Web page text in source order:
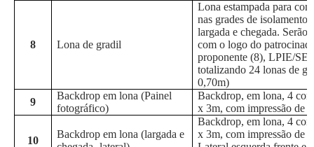
8 Lona de gradil
Lona estampada para
nas grades de isolamento
largada e chegada. Serão
com o logo do
proponente (8), LPIE/
totalizando 24 lonas de
0,70m)
9
Backdrop em lona (Painel
fotográfico)
Backdrop, em lona, 4
x 3m, com impressão de
10
Backdrop em lona (largada e
Backdrop, em lona, 4
x 3m, com impressão de